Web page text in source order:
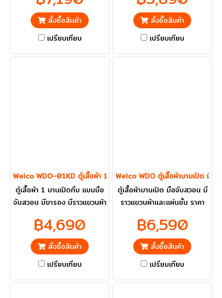
สั่งซื้อสินค้า
เปรียบเทียบ
ส่งฟรี
สั่งซื้อสินค้า
เปรียบเทียบ
Welco WDO-01KD ตู้เสื้อผ้า 1 บานเปิดทึบ แบบมือจับสวอน มีขารอง
ตู้เสื้อผ้า 1 บานเปิดทึบ แบบมือ
จับสวอน มีขารอง มีราวแขวนผ้า
กทม. และ ปริมณฑลส่งฟรี
฿4,690
สั่งซื้อสินค้า
เปรียบเทียบ
Welco WDO ตู้เสื้อผ้าบานเปิด มือ
ตู้เสื้อผ้าบานเปิด มือจับสวอน มี
ราวแขวนผ้าและแผ่นชั้น ราคา
ปริมณฑลส่งฟรี
฿6,590
สั่งซื้อสินค้า
เปรียบเทียบ